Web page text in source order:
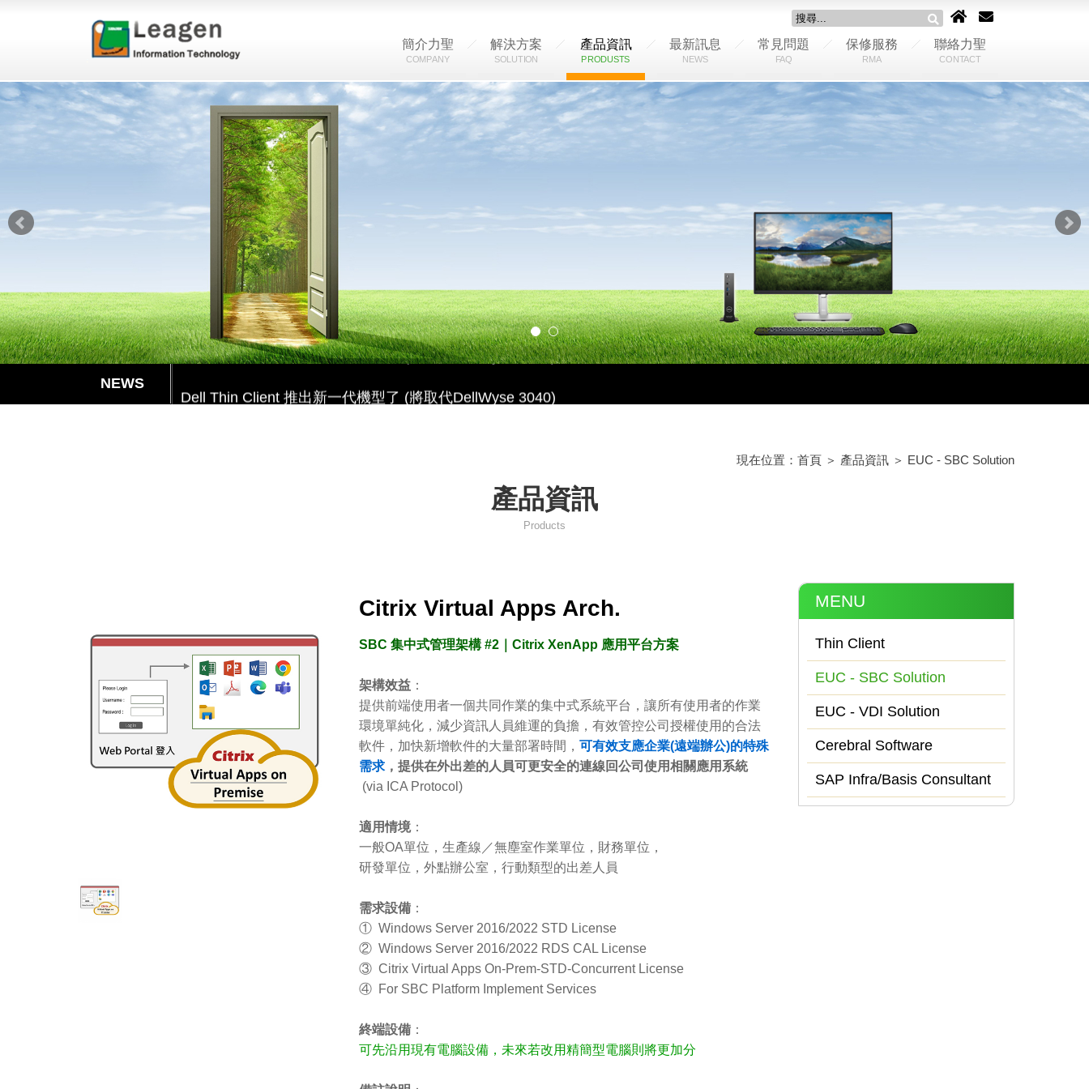
簡介力聖
COMPANY
解決方案
SOLUTION
產品資訊
PRODUSTS
最新訊息
NEWS
常見問題
FAQ
保修服務
RMA
聯絡力聖
CONTACT
Dell Thin Client 推出新一代機型了 (將取代DellWyse 3040)
Dell Thin Client 推出新一代機型了 (將取代DellWyse 3040)
現在位置： 首頁 ＞ 產品資訊 ＞ EUC - SBC Solution
產品資訊
Products
MENU
Thin Client
EUC - SBC Solution
EUC - VDI Solution
Cerebral Software
SAP Infra/Basis Consultant
Citrix Virtual Apps Arch.
SBC 集中式管理架構 #2｜Citrix XenApp 應用平台方案
架構效益 ：
提供前端使用者一個共同作業的集中式系統平台，讓所有使用者的作業
環境單純化，減少資訊人員維運的負擔，有效管控公司授權使用的合法
軟件，加快新增軟件的大量部署時間，可有效支應企業(遠端辦公)的特殊
需求 ，提供在外出差的人員可更安全的連線回公司使用相關應用系統
(via ICA Protocol)
適用情境：
一般OA單位，生產線／無塵室作業單位，財務單位，
研發單位，外點辦公室，行動類型的出差人員
需求設備 ：
① Windows Server 2016/2022 STD License
② Windows Server 2016/2022 RDS CAL License
③ Citrix Virtual Apps On-Prem-STD-Concurrent License
④ For SBC Platform Implement Services
終端設備 ：
可先沿用現有電腦設備，未來若改用精簡型電腦則將更加分